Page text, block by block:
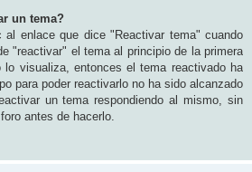
un tema?
al enlace que dice "Reactivar tema" cuando
"reactivar" el tema al principio de la primera
lo visualiza, entonces el tema reactivado ha
para poder reactivarlo no ha sido alcanzado
un tema respondiendo al mismo, sin
antes de hacerlo.